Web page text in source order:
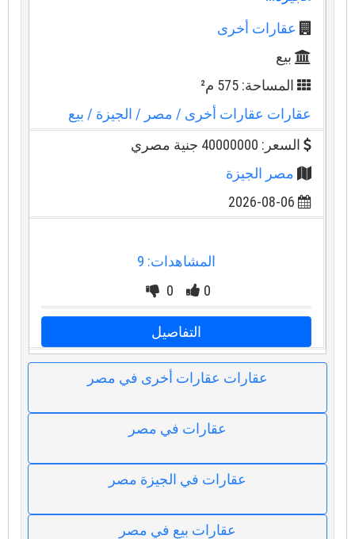
عقارات أخرى
بيع
المساحة: 575 م²
عقارات عقارات أخرى/ مصر / الجيزة/ بيع
السعر: 40000000 جنية مصري
مصر الجيزة
2026-08-06
المشاهدات: 9
0
0
التفاصيل
عقارات عقارات أخرى في مصر
عقارات في مصر
عقارات في الجيزة مصر
عقارات بيع في مصر